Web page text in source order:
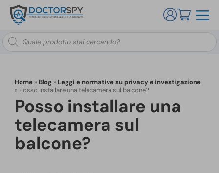
Ricerca
prodotti
Home » Blog » Leggi e normative su privacy e investigazione
» Posso installare una telecamera sul balcone?
Posso installare una
telecamera sul
balcone?